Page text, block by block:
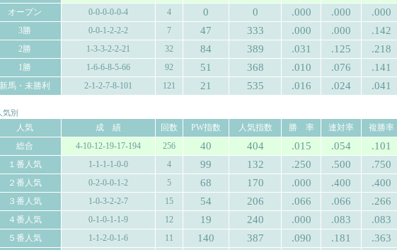
オープン 0-0-0-0-0-4 4 0 0 .000 .000 .000
3勝 0-0-1-2-2-2 7 47 333 .000 .000 .142
2勝 1-3-3-2-2-21 32 84 389 .031 .125 .218
1勝 1-6-6-8-5-66 92 51 368 .010 .076 .141
新馬・未勝利 2-1-2-7-8-101 121 21 535 .016 .024 .041
気別
人気 成 績 回数 PW指数 人気指数 勝 率 連対率
複勝率
総合
4-10-12-19-17-194 256 40 404 .015 .054 .101
１番人気 1-1-1-1-0-0 4 99 132 .250 .500 .750
２番人気 0-2-0-0-1-2 5 68 170 .000 .400 .400
３番人気 1-0-3-2-2-7 15 54 206 .066 .066 .266
４番人気 0-1-0-1-1-9 12 19 240 .000 .083 .083
５番人気 1-1-2-0-1-6 11 140 387 .090 .181 .363